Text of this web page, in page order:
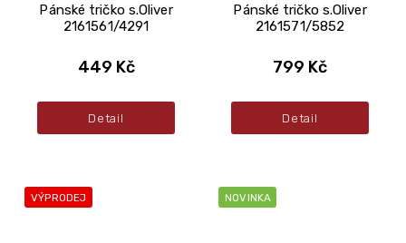
Pánské tričko s.Oliver
2161561/4291
449 Kč
Detail
Pánské tričko s.Oliver
2161571/5852
799 Kč
Detail
VÝPRODEJ NOVINKA